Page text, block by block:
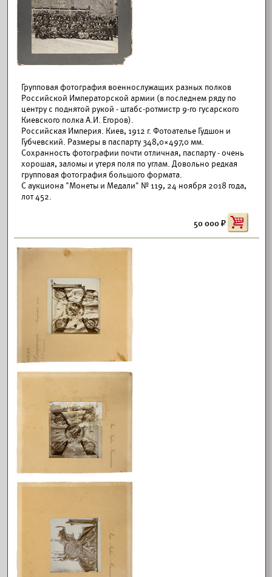
Групповая фотография военнослужащих разных полков
Российской Императорской армии (в последнем ряду по
центру с поднятой рукой - штабс-ротмистр 9-го гусарского
Киевского полка А.И. Егоров).
Российская Империя. Киев, 1912 г. Фотоателье Гудшон и
Губчевский. Размеры в паспарту 348,0×497,0 мм.
Сохранность фотографии почти отличная, паспарту - очень
хорошая, заломы и утеря поля по углам. Довольно редкая
групповая фотография большого формата.
С аукциона "Монеты и Медали" № 119, 24 ноября 2018 года,
лот 452.
50 000